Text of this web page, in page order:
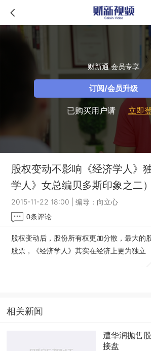
财新通 会员专享
订阅/会员升级
已购买用户请 立即
股权变动不影响《经济学人》
学人》女总编贝多斯印象之二）
2015-11-22 18:00 |编导：向立心
0条评论
股权变动后，股份所有权更加分散，最大的
股票，《经济学人》其实在经济上更为独立
相关新闻
遭华润抛售
接盘